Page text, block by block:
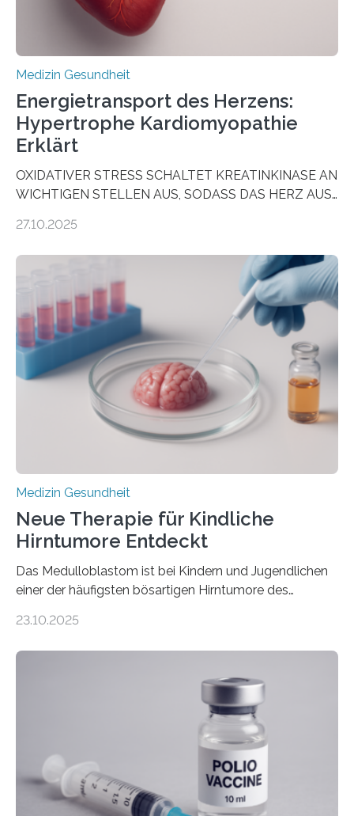
Medizin Gesundheit
Energietransport des Herzens:
Hypertrophe Kardiomyopathie
Erklärt
OXIDATIVER STRESS SCHALTET KREATINKINASE AN
WICHTIGEN STELLEN AUS, SODASS DAS HERZ AUS
aus dem Deutschen Zentrum für Herzinsuffizienz
im Journal Circulation, warum der Energietransport bei
der Hypertrophen Kardiomyopathie (HCM) versagen
kann und wie sich durch eine Verringerung der
Herzbelastung und des oxidativen Stresses
Rhythmusstörungen reduzieren lassen. Würzburg. Die
hypertrophe Kardiomyopathie (HCM) ist die häufigste
erblich bedingte Herzerkrankung. Sie führt dazu, dass
sich die linke Herzkammer verdickt, der Herzmuskel zu
stark kontrahiert…
27.10.2025
Medizin Gesundheit
Neue Therapie für Kindliche
Hirntumore Entdeckt
Das Medulloblastom ist bei Kindern und Jugendlichen
einer der häufigsten bösartigen Hirntumore des
Betroffenen können mit heutigen Methoden geheilt
Dringend benötigt werden zielgerichtete Therapien, die
nur Tumorschwachstellen angreifen und normales
Gewebe verschonen. Forschende um Daniel Merk vom
Hertie-Institut für klinische Hirnforschung am
Universitätsklinikum Tübingen haben eine solche
Schwachstelle im Erbgut einer Untergruppe des
Medulloblastoms gefunden. Die Wilhelm Sander-
23.10.2025